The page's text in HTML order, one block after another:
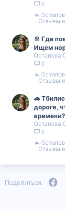
0
Отзывы и
🍲 Где
Ищем
Остапова
0
Отзывы и
🚗
дороге,
времени?
Остапова
0
Отзывы и
Поделиться: